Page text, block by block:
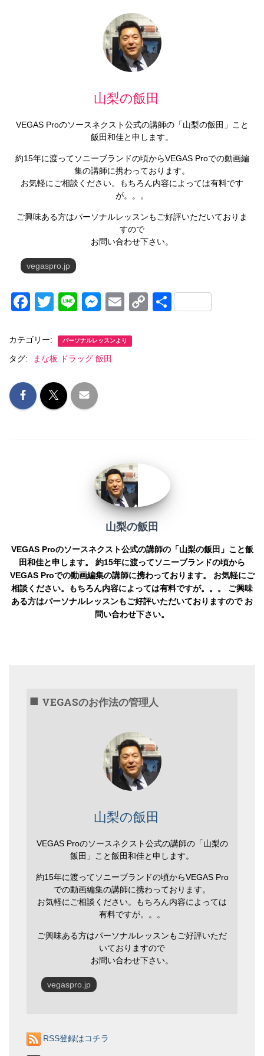
山梨の飯田
VEGAS Proのソースネクスト公式の講師の「山梨の飯田」こと
飯田和佳と申します。
約15年に渡ってソニーブランドの頃からVEGAS Proでの動画編
集の講師に携わっております。
お気軽にご相談ください。もちろん内容によっては有料です
が。。。
ご興味ある方はパーソナルレッスンもご好評いただいておりま
すので
お問い合わせ下さい。
vegaspro.jp
F
c
e
o
o
T
tt
er
Li
e
M
ss
e
E
ail
C 共
カテゴリー: パーソナルレッスンより
タグ: まな板 ドラッグ 飯田
山梨の飯田
VEGAS Proのソースネクスト公式の講師の「山梨の飯田」こと飯
田和佳と申します。 約15年に渡ってソニーブランドの頃から
VEGAS Proでの動画編集の講師に携わっております。 お気軽にご
相談ください。もちろん内容によっては有料ですが。。。 ご興味
ある方はパーソナルレッスンもご好評いただいておりますので お
問い合わせ下さい。
VEGASのお作法の管理人
山梨の飯田
VEGAS Proのソースネクスト公式の講師の「山梨の
飯田」こと飯田和佳と申します。
約15年に渡ってソニーブランドの頃からVEGAS Pro
での動画編集の講師に携わっております。
お気軽にご相談ください。もちろん内容によっては
有料ですが。。。
ご興味ある方はパーソナルレッスンもご好評いただ
いておりますので
お問い合わせ下さい。
vegaspro.jp
RSS登録はコチラ